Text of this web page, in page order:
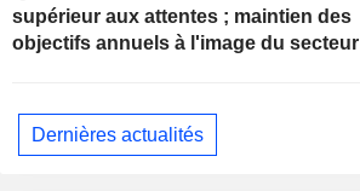
supérieur aux attentes ; maintien des
objectifs annuels à l'image du secteur
Dernières actualités